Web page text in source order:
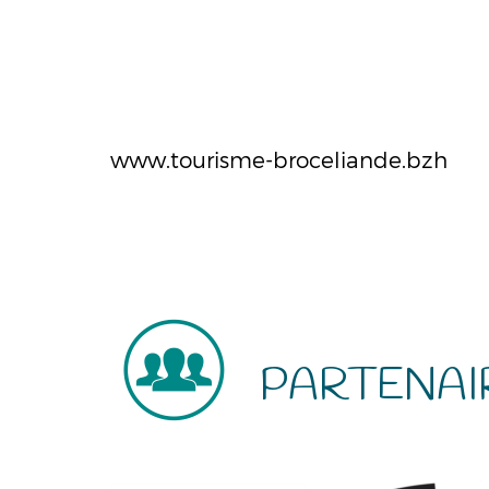
www.tourisme-broceliande.bzh